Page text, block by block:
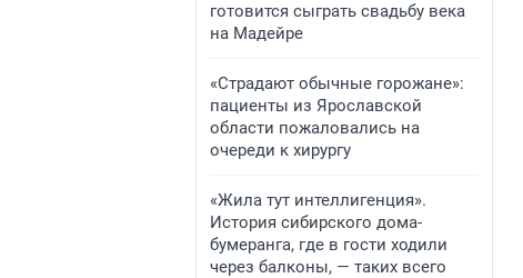
готовится сыграть свадьбу века
на Мадейре
«Страдают обычные горожане»:
пациенты из Ярославской
области пожаловались на
очереди к хирургу
«Жила тут интеллигенция».
История сибирского дома-
бумеранга, где в гости ходили
через балконы, — таких всего